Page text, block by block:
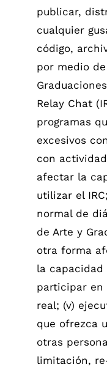
publicar,
cualquier
código,
por medio
Relay Chat
programas
excesivos
con
afectar la
utilizar el
normal de
de Arte y
otra forma
la capacidad
participar en
real; (v)
que ofrezca
otras
limitación,